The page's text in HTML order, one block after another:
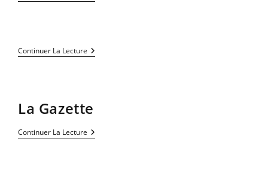
Moustiques
Continuer La Lecture
La Gazette
Continuer La LectureLa
Gazette